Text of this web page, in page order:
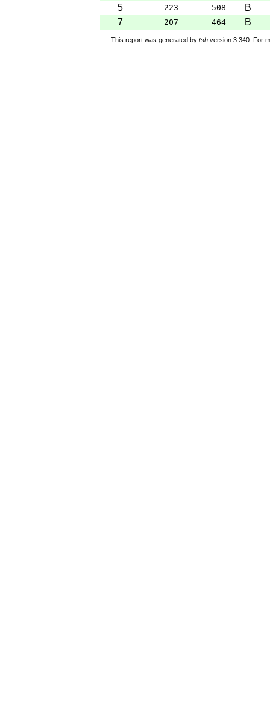
5
223 508
B
7
207 464 B
This report was generated by tsh version 3.340. For